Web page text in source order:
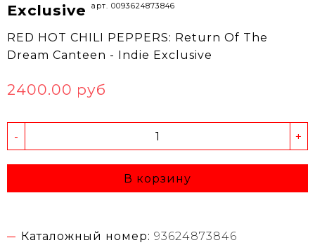
Exclusive
арт. 0093624873846
RED HOT CHILI PEPPERS: Return Of The
Dream Canteen - Indie Exclusive
2400.00 руб
- +
В корзину
Каталожный номер: 93624873846